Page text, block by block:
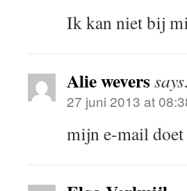
Ik kan niet bij
Alie wevers
27 juni 2013 at
mijn e-mail